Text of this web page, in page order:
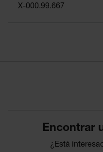
X-000.99.667
Encontrar­
¿Está